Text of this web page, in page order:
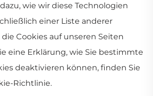
wie wir diese Technologien
einer Liste anderer
Cookies auf unseren Seiten
eine Erklärung, wie Sie bestimmte
deaktivieren können, finden Sie
Richtlinie.